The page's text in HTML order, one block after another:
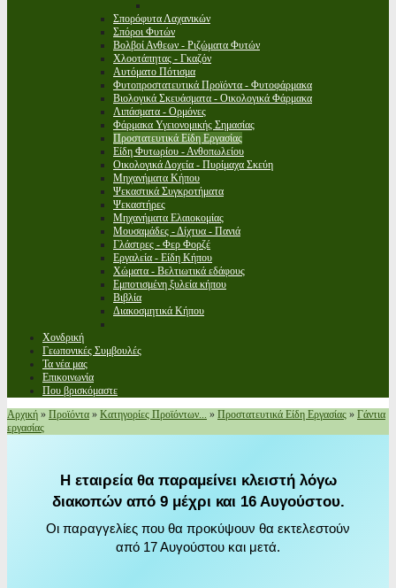
Σπορόφυτα Λαχανικών
Σπόροι Φυτών
Βολβοί Ανθεων - Ριζώματα Φυτών
Χλοοτάπητας - Γκαζόν
Αυτόματο Πότισμα
Φυτοπροστατευτικά Προϊόντα - Φυτοφάρμακα
Βιολογικά Σκευάσματα - Οικολογικά Φάρμακα
Λιπάσματα - Ορμόνες
Φάρμακα Υγειονομικής Σημασίας
Προστατευτικά Είδη Εργασίας
Είδη Φυτωρίου - Ανθοπωλείου
Οικολογικά Δοχεία - Πυρίμαχα Σκεύη
Μηχανήματα Κήπου
Ψεκαστικά Συγκροτήματα
Ψεκαστήρες
Μηχανήματα Ελαιοκομίας
Μουσαμάδες - Δίχτυα - Πανιά
Γλάστρες - Φερ Φορζέ
Εργαλεία - Είδη Κήπου
Χώματα - Βελτιωτικά εδάφους
Εμποτισμένη ξυλεία κήπου
Βιβλία
Διακοσμητικά Κήπου
Χονδρική
Γεωπονικές Συμβουλές
Τα νέα μας
Επικοινωνία
Που βρισκόμαστε
Αρχική » Προϊόντα » Κατηγορίες Προϊόντων... » Προστατευτικά Είδη Εργασίας » Γάντια
εργασίας
Η εταιρεία θα παραμείνει κλειστή λόγω
διακοπών από 9 μέχρι και 16 Αυγούστου.
Οι παραγγελίες που θα προκύψουν θα εκτελεστούν
από 17 Αυγούστου και μετά.